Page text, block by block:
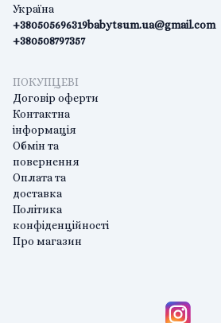
Україна
+380505696319
+380508797357
babytsum.ua@gmail.com
ПОКУПЦЕВІ
Договір оферти
Контактна
інформація
Обмін та
повернення
Оплата та
доставка
Політика
конфіденційності
Про магазин